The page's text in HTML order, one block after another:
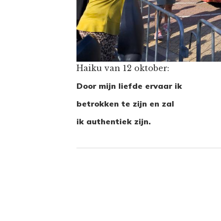
Haiku van 12 oktober:
Door mijn liefde ervaar ik
betrokken te zijn en zal
ik authentiek zijn.